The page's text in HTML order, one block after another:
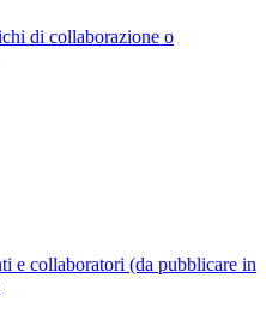
di collaborazione o
e collaboratori (da pubblicare in